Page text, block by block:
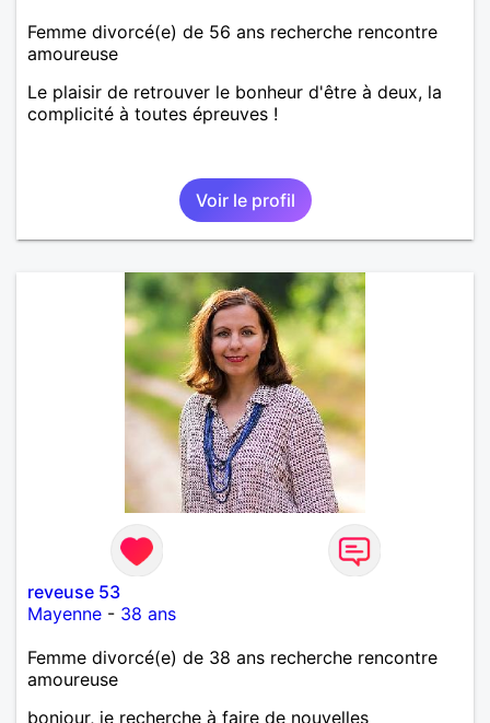
Femme divorcé(e) de 56 ans recherche rencontre
amoureuse
Le plaisir de retrouver le bonheur d'être à deux, la
complicité à toutes épreuves !
Voir le profil
reveuse 53
Mayenne - 38 ans
Femme divorcé(e) de 38 ans recherche rencontre
amoureuse
bonjour, je recherche à faire de nouvelles